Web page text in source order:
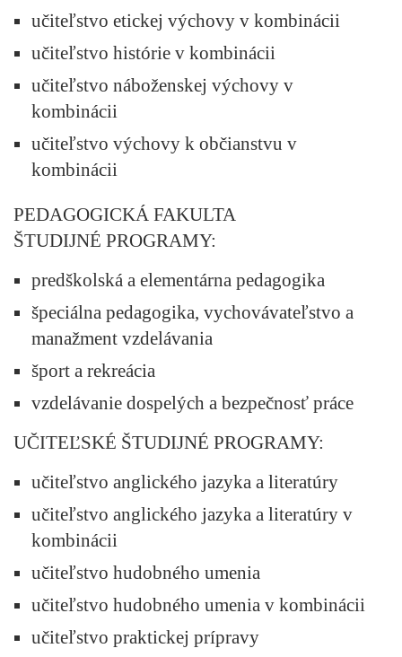
učiteľstvo etickej výchovy v kombinácii
učiteľstvo histórie v kombinácii
učiteľstvo náboženskej výchovy v
kombinácii
učiteľstvo výchovy k občianstvu v
kombinácii
PEDAGOGICKÁ FAKULTA
ŠTUDIJNÉ PROGRAMY:
predškolská a elementárna pedagogika
špeciálna pedagogika, vychovávateľstvo a
manažment vzdelávania
šport a rekreácia
vzdelávanie dospelých a bezpečnosť práce
UČITEĽSKÉ ŠTUDIJNÉ PROGRAMY:
učiteľstvo anglického jazyka a literatúry
učiteľstvo anglického jazyka a literatúry v
kombinácii
učiteľstvo hudobného umenia
učiteľstvo hudobného umenia v kombinácii
učiteľstvo praktickej prípravy